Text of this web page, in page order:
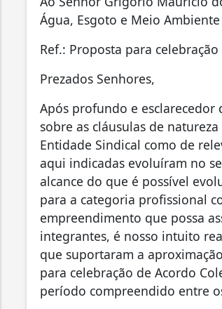
Água, Esgoto e Meio
Ref.: Proposta para
Prezados Senhores,
Após profundo e
sobre as cláusulas de
Entidade Sindical como de
aqui indicadas evoluíram no
alcance do que é possível
para a categoria profissional
empreendimento que possa
integrantes, é nosso intuito
que suportaram a
para celebração de Acordo
período compreendido entre